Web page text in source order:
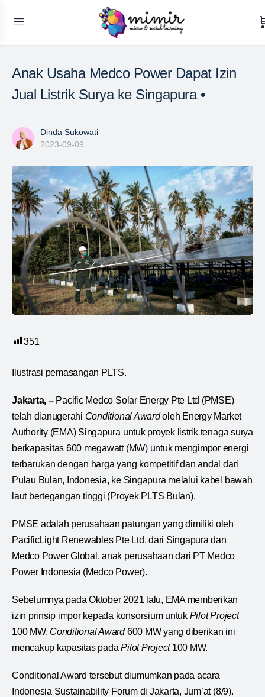
Anak Usaha Medco Power Dapat Izin
Jual Listrik Surya ke Singapura •
Dinda Sukowati
2023-09-09
351
Ilustrasi pemasangan PLTS.
Jakarta, –Pacific Medco Solar Energy Pte Ltd (PMSE)
telah dianugerahi Conditional Awardoleh Energy Market
Authority (EMA) Singapura untuk proyek listrik tenaga surya
berkapasitas 600 megawatt (MW) untuk mengimpor energi
terbarukan dengan harga yang kompetitif dan andal dari
Pulau Bulan, Indonesia, ke Singapura melalui kabel bawah
laut bertegangan tinggi (Proyek PLTS Bulan).
PMSE adalah perusahaan patungan yang dimiliki oleh
PacificLight Renewables Pte Ltd. dari Singapura dan
Medco Power Global, anak perusahaan dari PT Medco
Power Indonesia (Medco Power).
Sebelumnya pada Oktober 2021 lalu, EMA memberikan
izin prinsip impor kepada konsorsium untuk Pilot Project
100 MW. Conditional Award600 MW yang diberikan ini
mencakup kapasitas padaPilot Project100 MW.
Conditional Award tersebut diumumkan pada acara
Indonesia Sustainability Forum di Jakarta, Jum’at (8/9).